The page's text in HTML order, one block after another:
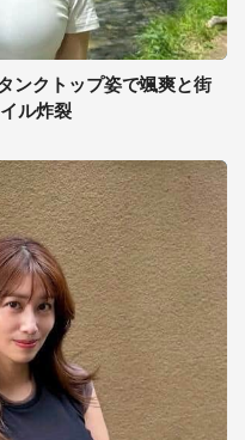
ンクトップ姿で颯爽と街
ル炸裂